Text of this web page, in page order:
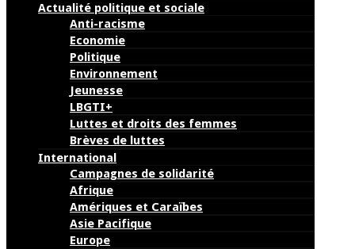
Actualité politique et sociale
Anti-racisme
Economie
Politique
Environnement
Jeunesse
LBGTI+
Luttes et droits des femmes
Brèves de luttes
International
Campagnes de solidarité
Afrique
Amériques et Caraïbes
Asie Pacifique
Europe